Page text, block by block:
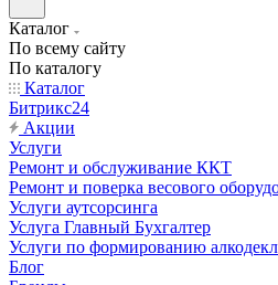
Каталог
По всему сайту
По каталогу
Каталог
Битрикс24
Акции
Услуги
Ремонт и обслуживание ККТ
Ремонт и поверка весового
Услуги аутсорсинга
Услуга Главный Бухгалтер
Услуги по формированию
Блог